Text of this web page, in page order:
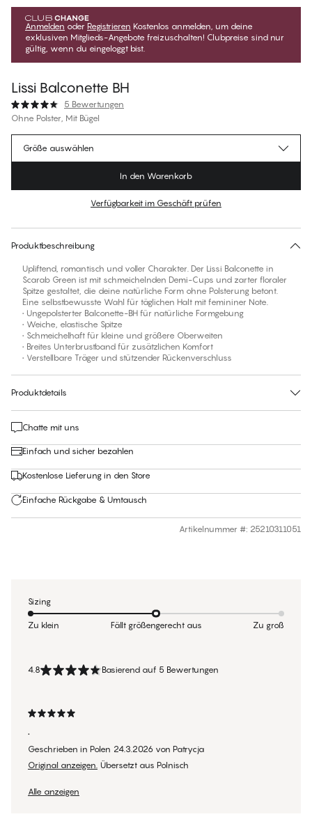
Anmelden oder Registrieren Kostenlos anmelden, um deine
exklusiven Mitglieds-Angebote freizuschalten! Clubpreise sind nur
gültig, wenn du eingeloggt bist.
Lissi Balconette BH
5 Bewertungen
Ohne Polster, Mit Bügel
€69.95Regulärer Preis
Finde deine Größe
Größe auswählen
In den Warenkorb
Verfügbarkeit im Geschäft prüfen
Produktbeschreibung
Upliftend, romantisch und voller Charakter. Der Lissi Balconette in
Scarab Green ist mit schmeichelnden Demi-Cups und zarter floraler
Spitze gestaltet, die deine natürliche Form ohne Polsterung betont.
Eine selbstbewusste Wahl für täglichen Halt mit femininer Note.
• Ungepolsterter Balconette-BH für natürliche Formgebung
• Weiche, elastische Spitze
• Schmeichelhaft für kleine und größere Oberweiten
• Breites Unterbrustband für zusätzlichen Komfort
• Verstellbare Träger und stützender Rückenverschluss
Produktdetails
Chatte mit uns
Einfach und sicher bezahlen
Kostenlose Lieferung in den Store
Einfache Rückgabe & Umtausch
Artikelnummer #: 25210311051
4.8 Basierend auf 5 Bewertungen
.
Geschrieben in Polen 24.3.2026 von Patrycja
Original anzeigen. Übersetzt aus Polnisch
Alle anzeigen
Sizing
Zu klein Fällt größengerecht aus Zu groß